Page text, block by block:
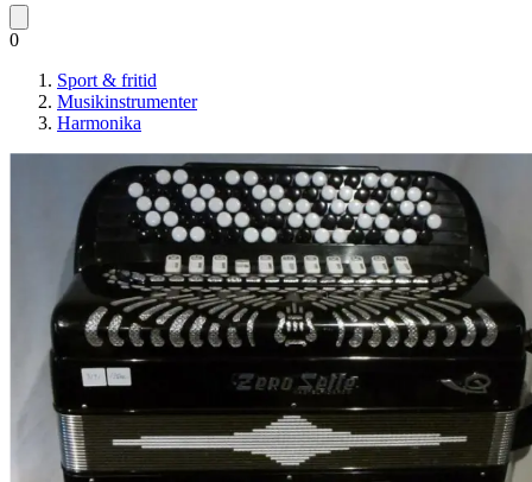
0
Sport & fritid
Musikinstrumenter
Harmonika